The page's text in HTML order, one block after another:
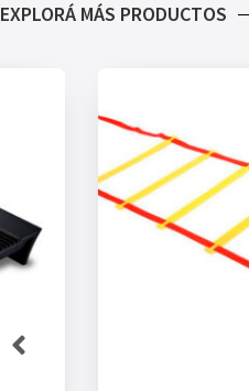
EXPLORÁ MÁS PRODUCTOS